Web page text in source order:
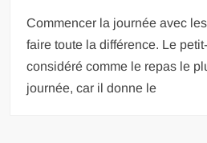
Commencer la journée avec
faire toute la différence. Le
considéré comme le repas le
journée, car il donne le